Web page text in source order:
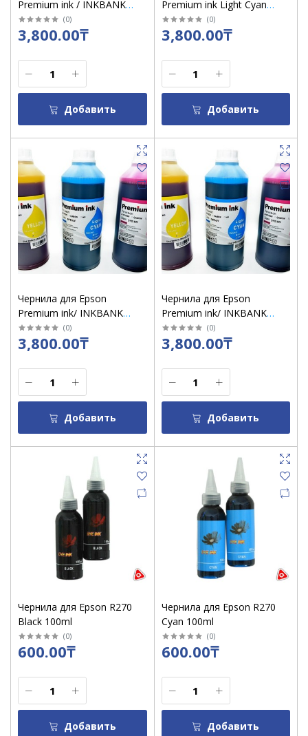
Premium ink / INKBANK
Black 1000 ml (черн)
(0)
3,800.00₸
Добавить
Premium ink Light Cyan
1000 ml (голуб)
(0)
3,800.00₸
Добавить
Чернила для Epson
Premium ink/ INKBANK
Cyan 1000 ml (син)
(0)
3,800.00₸
Добавить
Чернила для Epson
Premium ink/ INKBANK
Magenta1000 ml (крас) /кор
20 шт
(0)
3,800.00₸
Добавить
Чернила для Epson R270
Black 100ml
(0)
600.00₸
Добавить
Чернила для Epson R270
Cyan 100ml
(0)
600.00₸
Добавить